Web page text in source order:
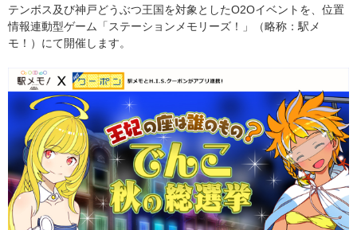
テンボス及び神戸どうぶつ王国を対象としたO2Oイベントを、位置
情報連動型ゲーム「ステーションメモリーズ！」（略称：駅メ
モ！）にて開催します。